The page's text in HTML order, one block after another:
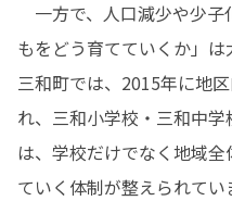
一方で、人口減少や少子
もをどう育てていくか」は
三和町では、2015年に地
れ、三和小学校・三和中
は、学校だけでなく地域
ていく体制が整えられてい